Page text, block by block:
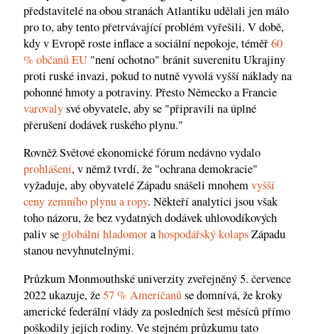
představitelé na obou stranách Atlantiku udělali jen málo
pro to, aby tento přetrvávající problém vyřešili. V době,
kdy v Evropě roste inflace a sociální nepokoje, téměř60
% občanů EU "není ochotno" bránit suverenitu Ukrajiny
proti ruské invazi, pokud to nutně vyvolá vyšší náklady na
pohonné hmoty a potraviny. Přesto Německo a Francie
varovalysvé obyvatele, aby se "připravili na úplné
přerušení dodávek ruského plynu."
Rovněž Světové ekonomické fórum nedávno vydalo
prohlášení, v němž tvrdí, že "ochrana demokracie"
vyžaduje, aby obyvatelé Západu snášeli mnohemvyšší
ceny zemního plynu a ropy. Někteří analytici jsou však
toho názoru, že bez vydatných dodávek uhlovodíkových
paliv se globální hladomorahospodářský kolapsZápadu
stanou nevyhnutelnými.
Průzkum Monmouthské univerzity zveřejněný 5. července
2022 ukazuje, že57 % Američanůse domnívá, že kroky
americké federální vlády za posledních šest měsíců přímo
poškodily jejich rodiny. Ve stejném průzkumu tato